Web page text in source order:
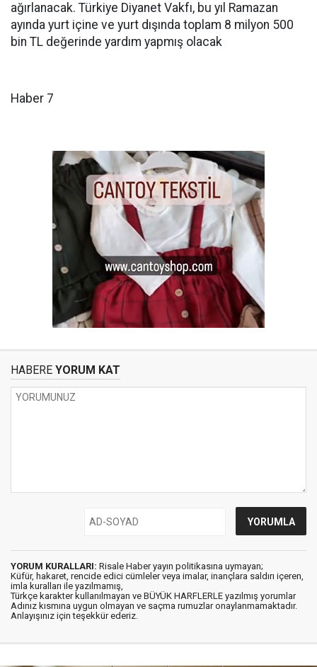
ağırlanacak. Türkiye Diyanet Vakfı, bu yıl Ramazan
ayında yurt içine ve yurt dışında toplam 8 milyon 500
bin TL değerinde yardım yapmış olacak
Haber 7
HABERE YORUM KAT
YORUM KURALLARI: Risale Haber yayın politikasına uymayan;
Küfür, hakaret, rencide edici cümleler veya imalar, inançlara saldırı içeren,
imla kuralları ile yazılmamış,
Türkçe karakter kullanılmayan ve BÜYÜK HARFLERLE yazılmış yorumlar
Adınız kısmına uygun olmayan ve saçma rumuzlar onaylanmamaktadır.
Anlayışınız için teşekkür ederiz.